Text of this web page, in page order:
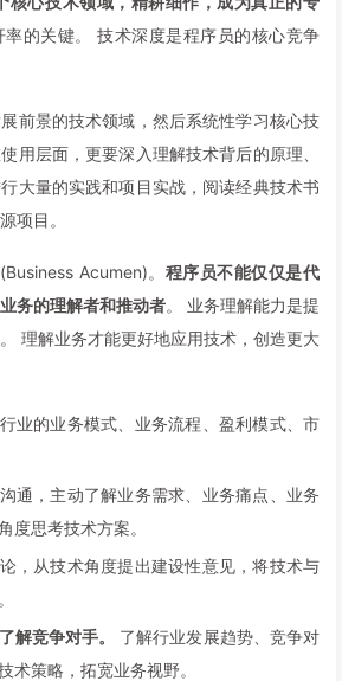
率的关键。 技术深度是程序员的核心竞争
前景的技术领域，然后系统性学习核心技
用层面，更要深入理解技术背后的原理、
大量的实践和项目实战，阅读经典技术书
项目。
Acumen)。 程序员不能仅仅是代
务的理解者和推动者。 业务理解能力是提
理解业务才能更好地应用技术，创造更大
业的业务模式、业务流程、盈利模式、市
通，主动了解业务需求、业务痛点、业务
度思考技术方案。
，从技术角度提出建设性意见，将技术与
解竞争对手。
了解行业发展趋势、竞争对
术策略，拓宽业务视野。